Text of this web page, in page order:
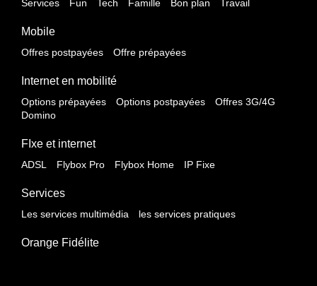
Services Fun Tech Famille Bon plan Travail
Mobile
Offres postpayées Offre prépayées
Internet en mobilité
Options prépayées Options postpayées
Offres 3G/4G
Domino
FIxe et internet
ADSL Flybox Pro Flybox Home IP Fixe
Services
Les services multimédia les services pratiques
Orange Fidélite